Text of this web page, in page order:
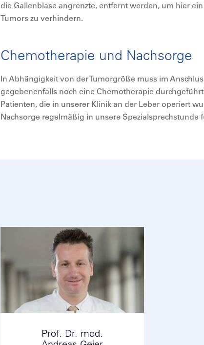
die Gallenblase angrenzte, entfernt werden, um hier
Tumors zu verhindern.
Chemotherapie und Nachsorge
In Abhängigkeit von der Tumorgröße muss im
gegebenenfalls noch eine Chemotherapie
Patienten, die in unserer Klinik an der Leber operiert
Nachsorge regelmäßig in unsere Spezialsprechstunde
Prof. Dr. med.